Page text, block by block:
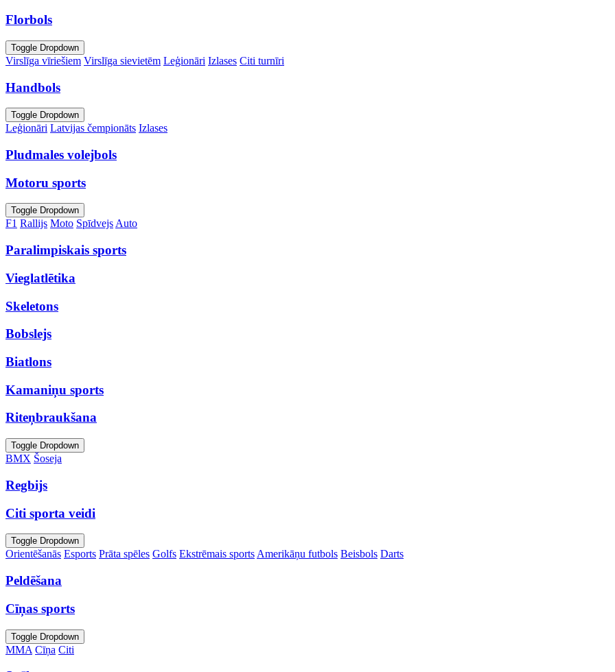
Florbols
Toggle Dropdown
Virslīga vīriešiem Virslīga sievietēm Leģionāri Izlases Citi turnīri
Handbols
Toggle Dropdown
Leģionāri Latvijas čempionāts Izlases
Pludmales volejbols
Motoru sports
Toggle Dropdown
F1 Rallijs Moto SpīdvejsAuto
Paralimpiskais sports
Vieglatlētika
Skeletons
Bobslejs
Biatlons
Kamaniņu sports
Riteņbraukšana
Toggle Dropdown
BMX Šoseja
Regbijs
Citi sporta veidi
Toggle Dropdown
Orientēšanās Esports Prāta spēles Golfs Ekstrēmais sports Amerikāņu futbols Beisbols Darts
Peldēšana
Cīņas sports
Toggle Dropdown
MMA Cīņa Citi